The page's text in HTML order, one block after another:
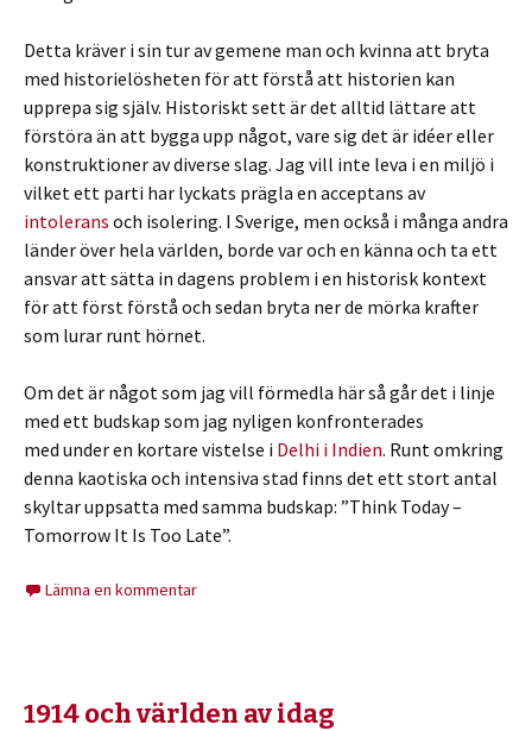
Detta kräver i sin tur av gemene man och kvinna att bryta
med historielösheten för att förstå att historien kan
upprepa sig själv. Historiskt sett är det alltid lättare att
förstöra än att bygga upp något, vare sig det är idéer eller
konstruktioner av diverse slag. Jag vill inte leva i en miljö i
vilket ett parti har lyckats prägla en acceptans av
intolerans och isolering. I Sverige, men också i många andra
länder över hela världen, borde var och en känna och ta ett
ansvar att sätta in dagens problem i en historisk kontext
för att först förstå och sedan bryta ner de mörka krafter
som lurar runt hörnet.
Om det är något som jag vill förmedla här så går det i linje
med ett budskap som jag nyligen konfronterades
med under en kortare vistelse i Delhi i Indien. Runt omkring
denna kaotiska och intensiva stad finns det ett stort antal
skyltar uppsatta med samma budskap: ”Think Today –
Tomorrow It Is Too Late”.
Lämna en kommentar
1914 och världen av idag